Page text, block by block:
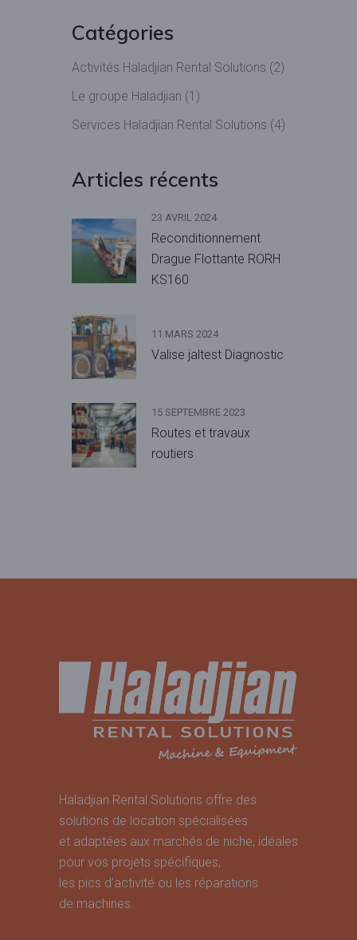
Catégories
Activités Haladjian Rental Solutions (2)
Le groupe Haladjian (1)
Services Haladjian Rental Solutions (4)
Articles récents
23 AVRIL 2024
Reconditionnement
Drague Flottante RORH
KS160
11 MARS 2024
Valise jaltest Diagnostic
15 SEPTEMBRE 2023
Routes et travaux
routiers
Haladjian Rental Solutions offre des
solutions de location spécialisées
et adaptées aux marchés de niche, idéales
pour vos projets spécifiques,
les pics d’activité ou les réparations
de machines.